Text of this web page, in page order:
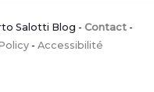
Salotti Blog - Contact -
- Accessibilité